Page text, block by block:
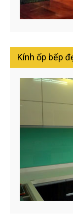
Kính ốp bếp